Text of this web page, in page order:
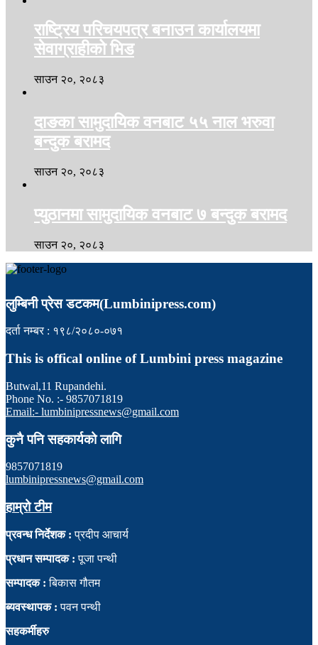
राष्ट्रिय परिचयपत्र बनाउन कार्यालयमा
सेवाग्राहीको भिड
साउन २०, २०८३
दाङका सामुदायिक वनबाट ५५ नाल भरुवा
बन्दुक बरामद
साउन २०, २०८३
प्युठानमा सामुदायिक वनबाट ७ बन्दुक बरामद
साउन २०, २०८३
लुम्बिनी प्रेस डटकम(Lumbinipress.com)
दर्ता नम्बर : १९८/२०८०-०७१
This is offical online of Lumbini press magazine
Butwal,11 Rupandehi.
Phone No. :- 9857071819
Email:- lumbinipressnews@gmail.com
कुनै पनि सहकार्यको लागि
9857071819
lumbinipressnews@gmail.com
हाम्रो टीम
प्रवन्ध निर्देशक : प्रदीप आचार्य
प्रधान सम्पादक : पूजा पन्थी
सम्पादक :बिकास गौतम
ब्यवस्थापक : पवन पन्थी
सहकर्मीहरु